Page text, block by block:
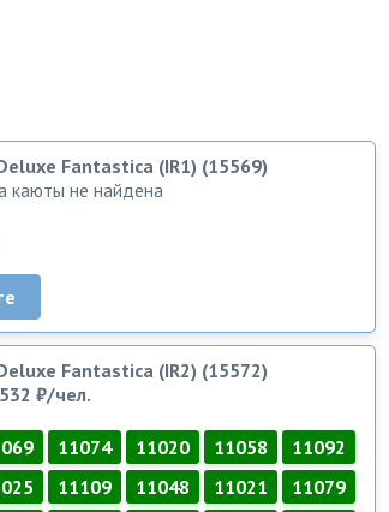
Fantastica (IR1) (15569)
каюты не найдена
Fantastica (IR2) (15572)
₽/чел.
11074 11020 11058
11092
11109 11048 11021
11079